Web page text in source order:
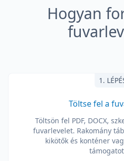
Hogyan
1.
Töltse fel a
Töltsön fel PDF, DOCX,
fuvarlevelet. Rakomány
kikötők és konténer